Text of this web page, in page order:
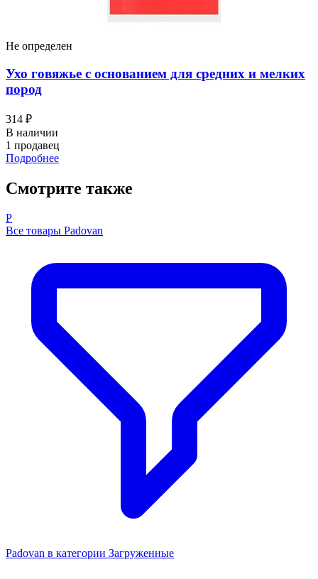
Не определен
Ухо говяжье с основанием для средних и мелких
пород
314 ₽
В наличии
1 продавец
Подробнее
Смотрите также
P
Все товары Padovan
Padovan в категории Загруженные